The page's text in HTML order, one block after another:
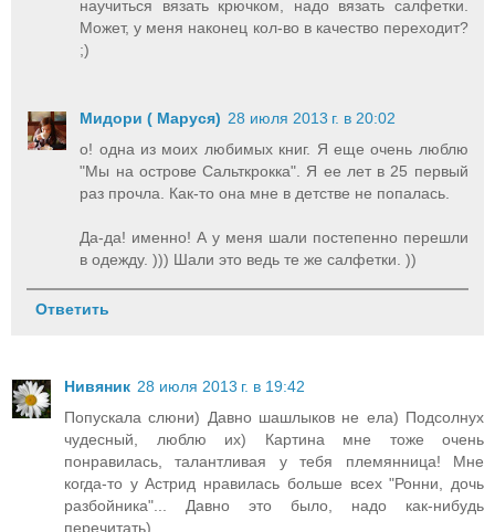
научиться вязать крючком, надо вязать салфетки.
Может, у меня наконец кол-во в качество переходит?
;)
Мидори ( Маруся) 28 июля 2013 г. в 20:02
о! одна из моих любимых книг. Я еще очень люблю
"Мы на острове Сальткрокка". Я ее лет в 25 первый
раз прочла. Как-то она мне в детстве не попалась.
Да-да! именно! А у меня шали постепенно перешли
в одежду. ))) Шали это ведь те же салфетки. ))
Ответить
Нивяник 28 июля 2013 г. в 19:42
Попускала слюни) Давно шашлыков не ела) Подсолнух
чудесный, люблю их) Картина мне тоже очень
понравилась, талантливая у тебя племянница! Мне
когда-то у Астрид нравилась больше всех "Ронни, дочь
разбойника"... Давно это было, надо как-нибудь
перечитать)